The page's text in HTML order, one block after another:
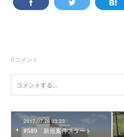
0コメント
2017.07.28 03:23
#589 新規案件スタート